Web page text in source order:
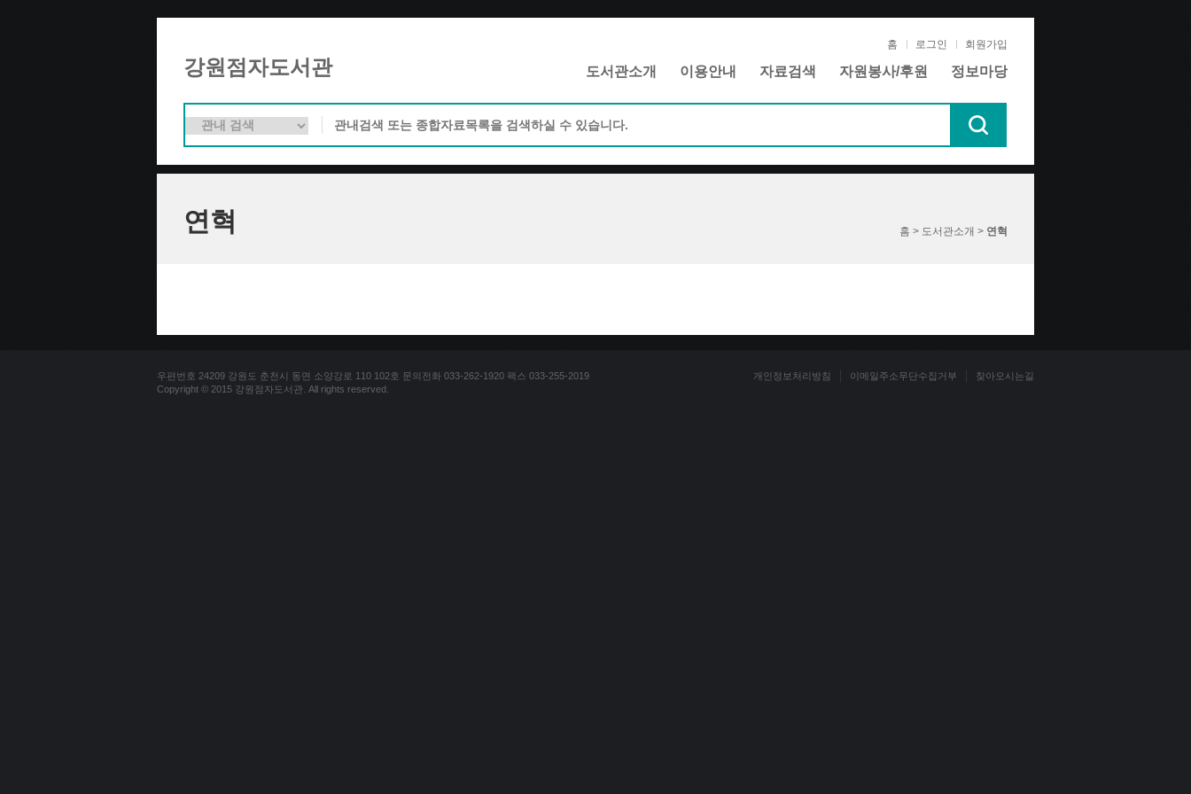
강원점자도서관
홈 로그인 회원가입
도서관소개 이용안내 자료검색 자원봉사/후원 정보마당
연혁 홈 > 도서관소개 > 연혁
우편번호 24209 강원도 춘천시 동면 소양강로 110 102호 문의전화 033-262-1920 팩스 033-255-2019
Copyright © 2015 강원점자도서관. All rights reserved.
개인정보처리방침 이메일주소무단수집거부 찾아오시는길